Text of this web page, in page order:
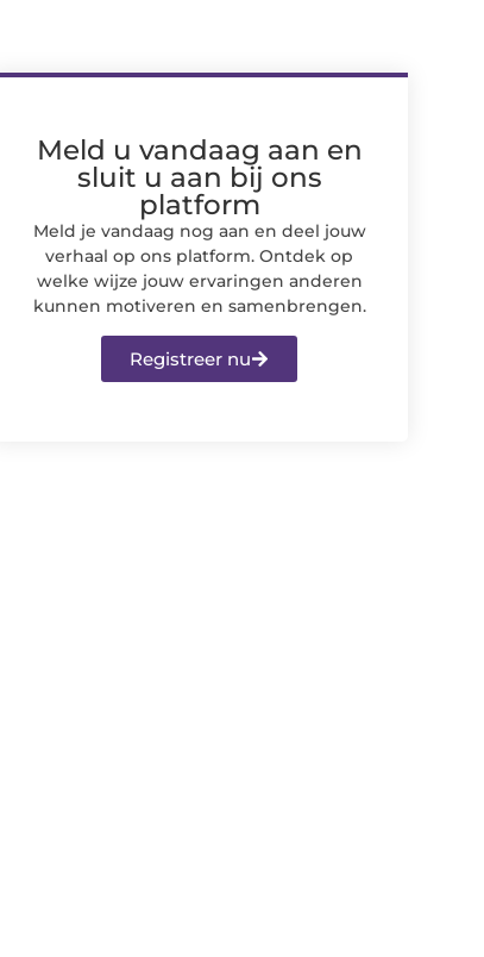
Meld u vandaag aan en
sluit u aan bij ons
platform
Meld je vandaag nog aan en deel jouw
verhaal op ons platform. Ontdek op
welke wijze jouw ervaringen anderen
kunnen motiveren en samenbrengen.
Registreer nu